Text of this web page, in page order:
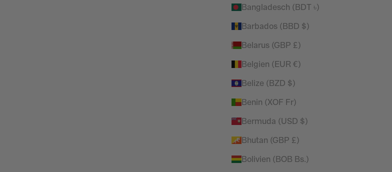
Bangladesch (BDT ৳)
Barbados (BBD $)
Belarus (GBP £)
Belgien (EUR €)
Belize (BZD $)
Benin (XOF Fr)
Bermuda (USD $)
Bhutan (GBP £)
Bolivien (BOB Bs.)
konischer Passform in Denimblau
Angebot
£27.95 Regulärer Preis
£37.99
SPARE 32%